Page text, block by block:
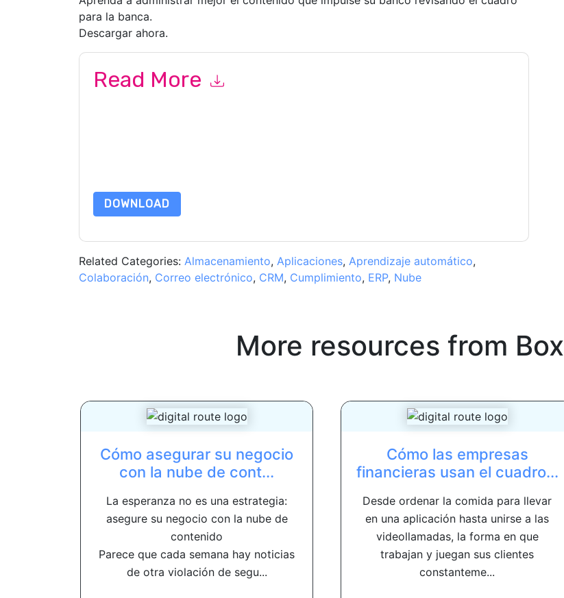
para la banca.
Descargar ahora.
Read More
DOWNLOAD
Related Categories: Almacenamiento, Aplicaciones, Aprendizaje automático,
Colaboración, Correo electrónico, CRM, Cumplimiento, ERP, Nube
More resources from Box
Cómo asegurar su negocio
con la nube de cont...
La esperanza no es una estrategia:
asegure su negocio con la nube de
contenido
Parece que cada semana hay noticias
de otra violación de segu...
Cómo las empresas
financieras usan el cuadro...
Desde ordenar la comida para llevar
en una aplicación hasta unirse a las
videollamadas, la forma en que
trabajan y juegan sus clientes
constanteme...